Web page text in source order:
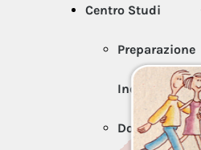
Centro Studi
Preparazione
Individuale
Doposcuola